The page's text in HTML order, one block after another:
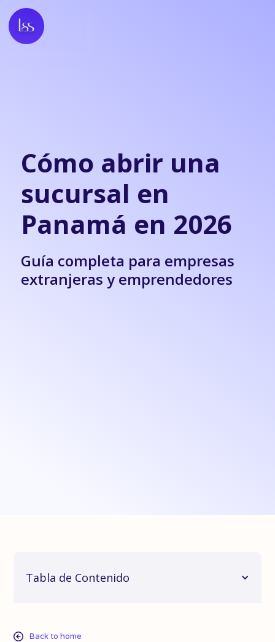
Cómo abrir una
sucursal en
Panamá en 2026
Guía completa para empresas
extranjeras y emprendedores
Back to home
Tabla de Contenido